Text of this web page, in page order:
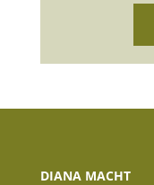
DIANA MACHT